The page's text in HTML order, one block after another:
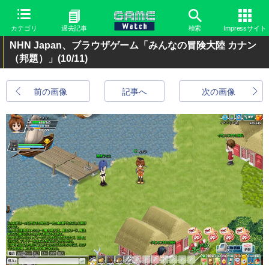
カテゴリ 過去記事 検索 Impressサイト
NHN Japan、ブラウザゲーム「みんなの冒険大陸 カナン
（邦題）」 (10/11)
前の画像 次の画像
記事へ